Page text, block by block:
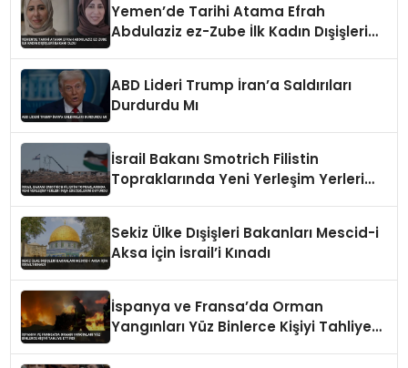
Yemen’de Tarihi Atama Efrah
Abdulaziz ez-Zube İlk Kadın Dışişleri
ABD Lideri Trump İran’a Saldırıları
Durdurdu Mı
İsrail Bakanı Smotrich Filistin
Topraklarında Yeni Yerleşim Yerleri
Sekiz Ülke Dışişleri Bakanları Mescid-i
Aksa İçin İsrail’i Kınadı
İspanya ve Fransa’da Orman
Yangınları Yüz Binlerce Kişiyi Tahliye